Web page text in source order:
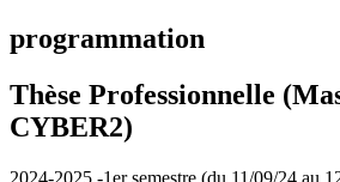
programmation
Thèse Professionnelle
CYBER2)
2024-2025 -1er semestre (du 11/09/24 au